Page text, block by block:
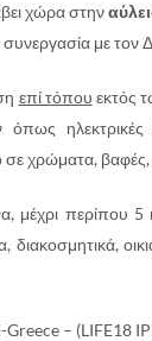
χώρα στην
με τον
επί τόπου εκτός
χρώματα, βαφές,
περίπου 5
διακοσμητικά,
– (LIFE18